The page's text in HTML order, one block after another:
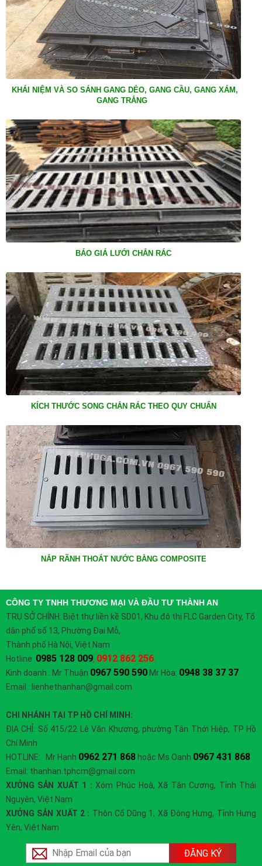
KHÁI NIỆM VÀ SO SÁNH GANG DẺO, GANG CẦU, GANG XÁM,
GANG TRẮNG
BÁO GIÁ LƯỚI CHẮN RÁC
KÍCH THƯỚC SONG CHẮN RÁC THEO QUY CHUẨN
NẮP RÃNH THOÁT NƯỚC BẰNG COMPOSITE
CÔNG TY TNHH THƯƠNG MẠI VÀ ĐẦU TƯ THÀNH AN
TRỤ SỞ CHÍNH: Biệt thự liền kề SD01, Khu đô thị FLC Garden City, Tổ
dân phố số 13, Phường Đại Mỗ,
Thành phố Hà Nội, Việt Nam
Hotline 0985 128 009, 0912 862 256
Kinh doanh : Mr Thuận 0967 590 590Mr Hòa: 0948 38 37 37
Email : lienhethanhan@gmail.com
CHI NHÁNH TẠI TP HỒ CHÍ MINH:
ĐỊA CHỈ: Số 415/22 Lê Văn Khương, phường Tân Thới Hiệp, TP Hồ
Chí Minh
HOTLINE: Mr Hạnh 0962 271 868hoặc Ms Oanh 0967 431 868
Email: thanhan.tphcm@gmail.com
XƯỞNG SẢN XUẤT 1 : Xóm Phúc Hoà, Xã Tân Cương, Tỉnh Thái
Nguyên, Việt Nam
XƯỞNG SẢN XUẤT 2 : Thôn Cổ Dũng 1, Xã Đông Hưng, Tỉnh Hưng
Yên, Việt Nam
ĐĂNG KÝ